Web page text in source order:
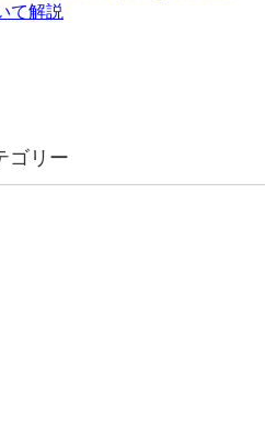
て解説
ゴリー